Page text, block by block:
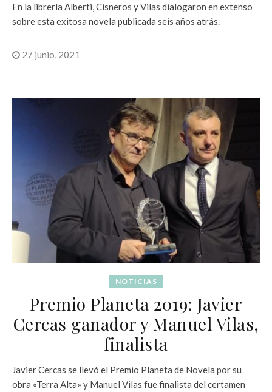
En la librería Alberti, Cisneros y Vilas dialogaron en extenso
sobre esta exitosa novela publicada seis años atrás.
27 junio, 2021
NOTICIAS
Premio Planeta 2019: Javier
Cercas ganador y Manuel Vilas,
finalista
Javier Cercas se llevó el Premio Planeta de Novela por su
obra «Terra Alta» y Manuel Vilas fue finalista del certamen